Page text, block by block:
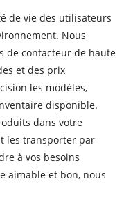
de vie des utilisateurs
Nous
de contacteur de haute
et des prix
les modèles,
disponible.
dans votre
les transporter par
à vos besoins
aimable et bon, nous